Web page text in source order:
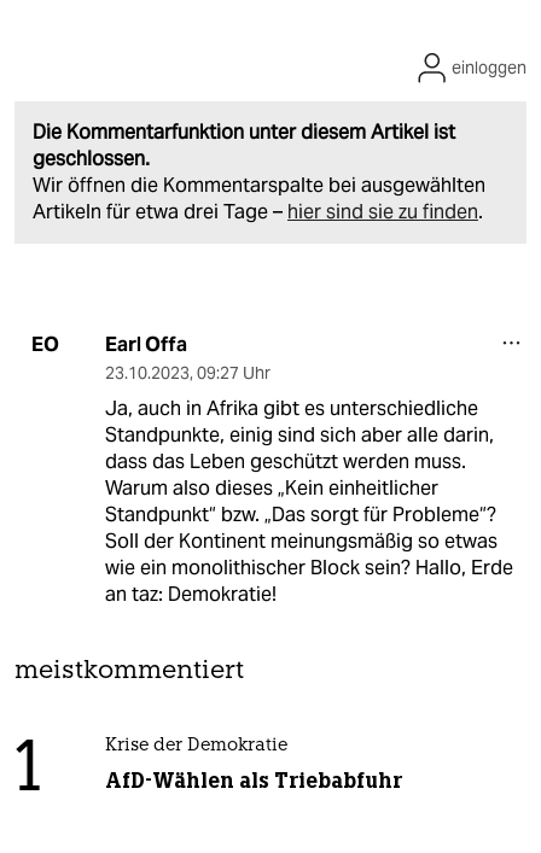
Die Kommentarfunktion unter diesem Artikel ist
geschlossen.
Wir öffnen die Kommentarspalte bei ausgewählten
Artikeln für etwa drei Tage – hier sind sie zu finden.
einloggen
EO Earl Offa
23.10.2023, 09:27 Uhr
Ja, auch in Afrika gibt es unterschiedliche
Standpunkte, einig sind sich aber alle darin,
dass das Leben geschützt werden muss.
Warum also dieses „Kein einheitlicher
Standpunkt“ bzw. „Das sorgt für Probleme“?
Soll der Kontinent meinungsmäßig so etwas
wie ein monolithischer Block sein? Hallo, Erde
an taz: Demokratie!
meistkommentiert
1 Krise der Demokratie
AfD-Wählen als Triebabfuhr